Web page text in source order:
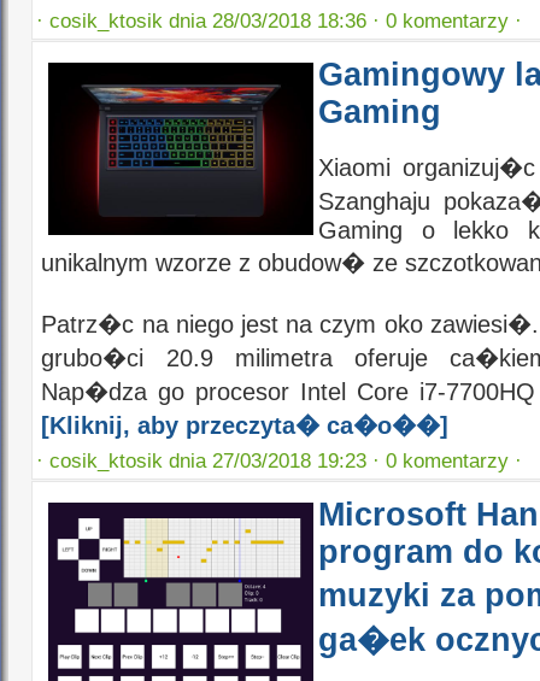
· cosik_ktosik dnia 28/03/2018 18:36 ·0 komentarzy ·
Gamingowy
Gaming
Xiaomi
Szanghaju
Gaming o lekko
unikalnym wzorze z obudow� ze
Patrz�c na niego jest na czym oko
grubo�ci 20.9 milimetra oferuje
Nap�dza go procesor Intel Core i7-
[Kliknij, aby przeczyta� ca�o��]
· cosik_ktosik dnia 27/03/2018 19:23 ·0 komentarzy ·
Microsoft
program do
muzyki za
ga�ek